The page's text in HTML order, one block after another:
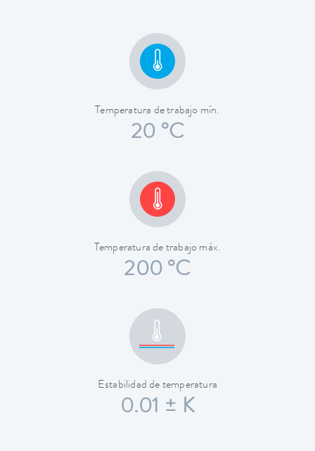
Temperatura de trabajo mín.
20 °C
Temperatura de trabajo máx.
200 °C
Estabilidad de temperatura
0.01 ± K